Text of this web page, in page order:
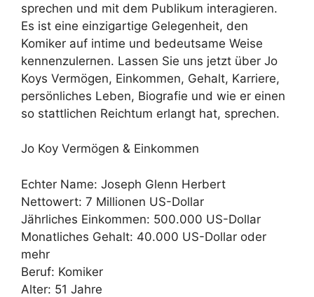
sprechen und mit dem Publikum interagieren.
Es ist eine einzigartige Gelegenheit, den
Komiker auf intime und bedeutsame Weise
kennenzulernen. Lassen Sie uns jetzt über Jo
Koys Vermögen, Einkommen, Gehalt, Karriere,
persönliches Leben, Biografie und wie er einen
so stattlichen Reichtum erlangt hat, sprechen.
Jo Koy Vermögen & Einkommen
Echter Name: Joseph Glenn Herbert
Nettowert: 7 Millionen US-Dollar
Jährliches Einkommen: 500.000 US-Dollar
Monatliches Gehalt: 40.000 US-Dollar oder
mehr
Beruf: Komiker
Alter: 51 Jahre